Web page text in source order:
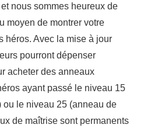
nous sommes heureux de
moyen de montrer votre
héros. Avec la mise à jour
pourront dépenser
acheter des anneaux
ayant passé le niveau 15
ou le niveau 25 (anneau de
de maîtrise sont permanents